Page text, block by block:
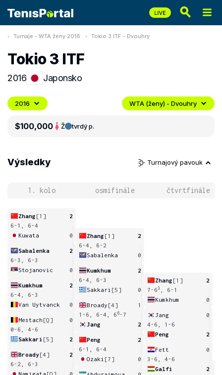
Turnaje - WTA ženy 2016 Tokio 3 ITF - Dvouhry
Tokio 3 ITF
2016 Japonsko
2016 WTA (ženy) - Dvouhry
$100,000 Ž tvrdý p.
Výsledky Turnajový pavouk
1. kolo osmifinále čtvrtfinále
Zhang [1]
2
6-1, 6-4
Kuwata
0
Sabalenka
2
6-3, 6-3
Stojanovic
0
Kumkhum
2
6-4, 6-3
Van Uytvanck
0
Mestach [Q]
0
0-6, 4-6
Sakkari [5] 2
Broady[4]
2
6-2, 6-3
Namigata [Q] 0
Zhang [1]
2
6-4, 6-2
Sabalenka
0
Kumkhum
2
6-4, 6-3
Sakkari [5] 0
Broady [4]
1
1-6, 6-4, 6 6-7
Jang
2
Peng
2
6-1, 6-4
Ozaki [7] 0
Zhang [1]
2
7-63
, 6-1
Kumkhum
0
Jang
0
4-6, 1-6
Peng
2
Fett
0
3-6, 4-6
Galfi
2